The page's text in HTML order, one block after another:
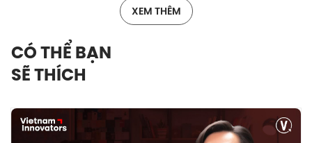
XEM THÊM
CÓ THỂ BẠN
SẼ THÍCH